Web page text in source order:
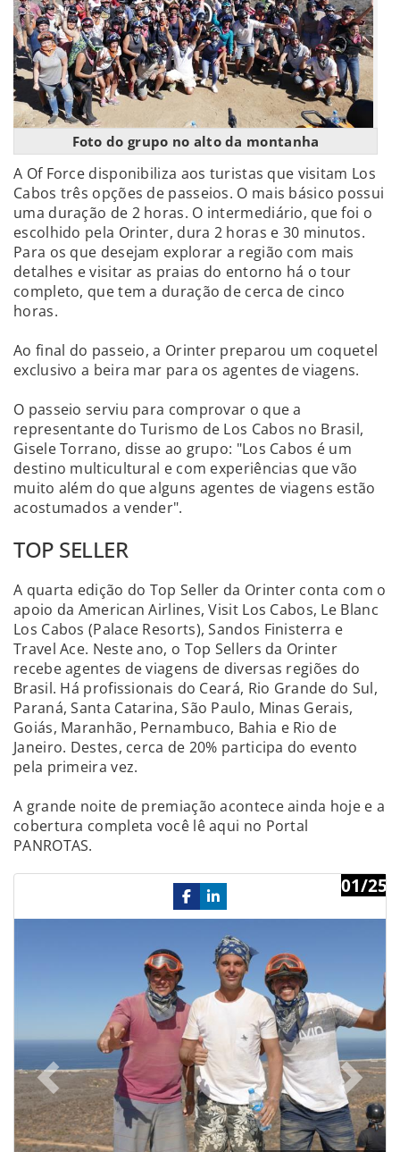
Foto do grupo no alto da montanha
A Of Force disponibiliza aos turistas que visitam Los
Cabos três opções de passeios. O mais básico possui
uma duração de 2 horas. O intermediário, que foi o
escolhido pela Orinter, dura 2 horas e 30 minutos.
Para os que desejam explorar a região com mais
detalhes e visitar as praias do entorno há o tour
completo, que tem a duração de cerca de cinco
horas.
Ao final do passeio, a Orinter preparou um coquetel
exclusivo a beira mar para os agentes de viagens.
O passeio serviu para comprovar o que a
representante do Turismo de Los Cabos no Brasil,
Gisele Torrano, disse ao grupo: "Los Cabos é um
destino multicultural e com experiências que vão
muito além do que alguns agentes de viagens estão
acostumados a vender".
TOP SELLER
A quarta edição do Top Seller da Orinter conta com o
apoio da American Airlines, Visit Los Cabos, Le Blanc
Los Cabos (Palace Resorts), Sandos Finisterra e
Travel Ace. Neste ano, o Top Sellers da Orinter
recebe agentes de viagens de diversas regiões do
Brasil. Há profissionais do Ceará, Rio Grande do Sul,
Paraná, Santa Catarina, São Paulo, Minas Gerais,
Goiás, Maranhão, Pernambuco, Bahia e Rio de
Janeiro. Destes, cerca de 20% participa do evento
pela primeira vez.
A grande noite de premiação acontece ainda hoje e a
cobertura completa você lê aqui no Portal
PANROTAS.
01/25
Previous